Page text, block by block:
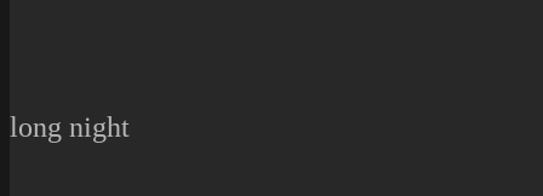
long night